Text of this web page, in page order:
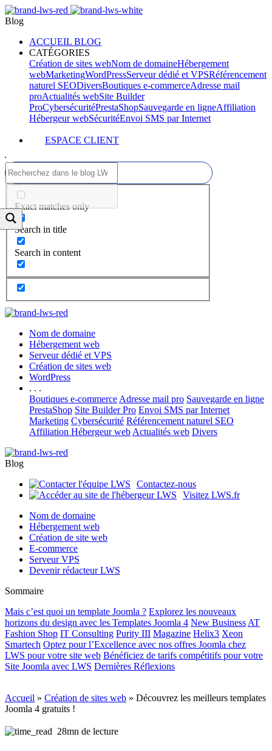
Blog
ACCUEIL BLOG
CATÉGORIES
Création de sites webNom de domaineHébergement
webMarketingWordPressServeur dédié et VPSRéférencement
naturel SEODiversBoutiques e-commerceAdresse mail
proActualités webSite Builder
ProCybersécuritéPrestaShopSauvegarde en ligneAffiliation
Hébergeur webSécuritéEnvoi SMS par Internet
ESPACE CLIENT
Exact matches only
Search in title
Search in content
Nom de domaine
Hébergement web
Serveur dédié et VPS
Création de sites web
WordPress
. . .
Boutiques e-commerce Adresse mail pro Sauvegarde en ligne
PrestaShop Site Builder Pro Envoi SMS par Internet
Marketing Cybersécurité Référencement naturel SEO
Affiliation Hébergeur web Actualités web Divers
Blog
Contactez-nous
Visitez LWS.fr
Nom de domaine
Hébergement web
Création de site web
E-commerce
Serveur VPS
Devenir rédacteur LWS
Sommaire
Mais c’est quoi un template Joomla ? Explorez les nouveaux
horizons du design avec les Templates Joomla 4 New Business AT
Fashion Shop IT Consulting Purity III Magazine Helix3 Xeon
Smartech Optez pour l’Excellence avec nos offres Joomla chez
LWS pour votre site web Bénéficiez de tarifs compétitifs pour votre
Site Joomla avec LWS Dernières Réflexions
Accueil » Création de sites web » Découvrez les meilleurs templates
Joomla 4 gratuits !
28mn de lecture